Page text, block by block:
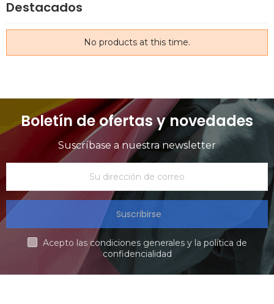
Destacados
No products at this time.
Boletín de ofertas y novedades
Suscríbase a nuestra newsletter
Suscribirse
Acepto las condiciones generales y la política de
confidencialidad